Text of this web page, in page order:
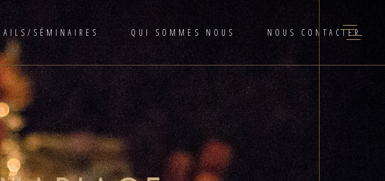
SÉMINAIRES QUI SOMMES NOUS NOUS CONTACTER